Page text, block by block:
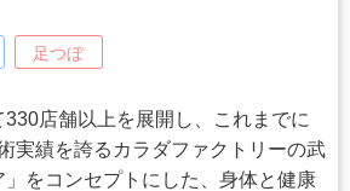
足つぼ
店舗以上を展開し、これまでに
実績を誇るカラダファクトリーの武
をコンセプトにした、身体と健康